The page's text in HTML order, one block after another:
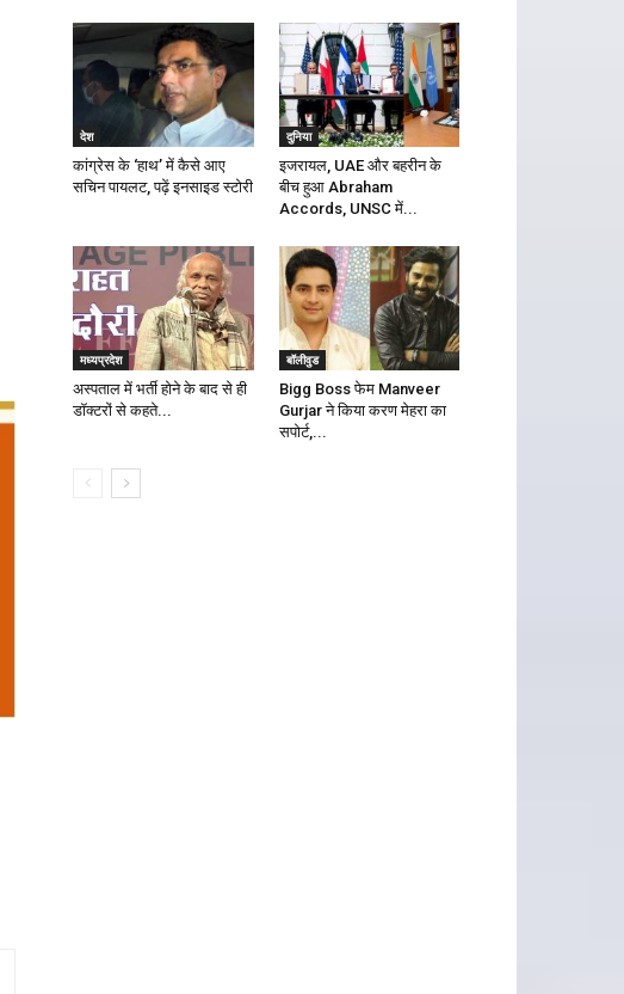
देश
कांग्रेस के ‘हाथ’ में कैसे आए
सचिन पायलट, पढ़ें इनसाइड स्टोरी
दुनिया
इजरायल, UAE और बहरीन के
बीच हुआ Abraham
Accords, UNSC में...
मध्यप्रदेश
अस्पताल में भर्ती होने के बाद से ही
डॉक्टरों से कहते...
बॉलीवुड
Bigg Boss फेम Manveer
Gurjar ने किया करण मेहरा का
सपोर्ट,...